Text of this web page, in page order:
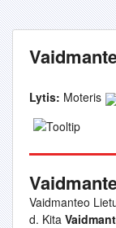
Lytis: Moteris
Vaidmanteo
d. Kita